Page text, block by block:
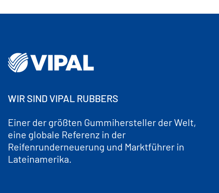
WIR SIND VIPAL RUBBERS
Einer der größten Gummihersteller der Welt,
eine globale Referenz in der
Reifenrunderneuerung und Marktführer in
Lateinamerika.